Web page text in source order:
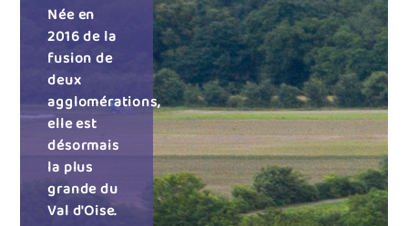
Née en
2016 de la
fusion de
deux
agglomérations,
elle est
désormais
la plus
grande du
Val d'Oise.